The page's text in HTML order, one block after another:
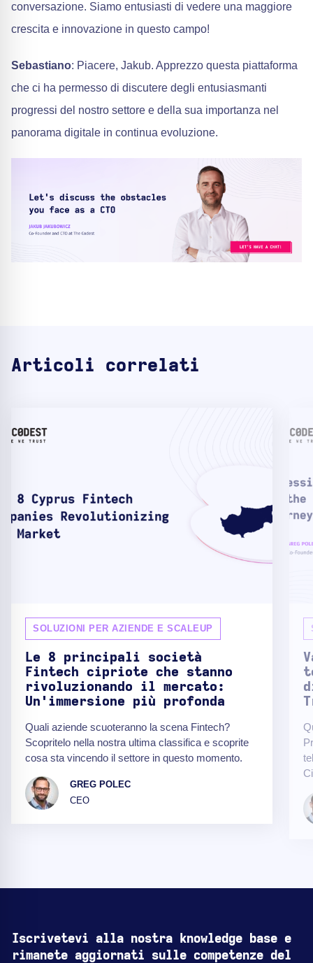
conversazione. Siamo entusiasti di vedere una maggiore
crescita e innovazione in questo campo!
Sebastiano: Piacere, Jakub. Apprezzo questa piattaforma
che ci ha permesso di discutere degli entusiasmanti
progressi del nostro settore e della sua importanza nel
panorama digitale in continua evoluzione.
Articoli correlati
SOLUZIONI PER AZIENDE E SCALEUP
Le 8 principali società
Fintech cipriote che stanno
rivoluzionando il mercato:
Un'immersione più profonda
Quali aziende scuoteranno la scena Fintech?
Scopritelo nella nostra ultima classifica e scoprite
cosa sta vincendo il settore in questo momento.
GREG POLEC
CEO
Iscrivetevi alla nostra knowledge base e
rimanete aggiornati sulle competenze del